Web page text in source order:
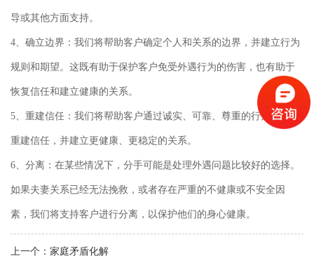
导或其他方面支持。
4、确立边界：我们将帮助客户确定个人和关系的边界，并建立行为
规则和期望。这既有助于保护客户免受外遇行为的伤害，也有助于
恢复信任和建立健康的关系。
5、重建信任：我们将帮助客户通过诚实、可靠、尊重的行为来逐步
重建信任，并建立更健康、更稳定的关系。
6、分离：在某些情况下，分手可能是处理外遇问题比较好的选择。
如果夫妻关系已经无法挽救，或者存在严重的不健康或不安全因
素，我们将支持客户进行分离，以保护他们的身心健康。
上一个： 家庭矛盾化解